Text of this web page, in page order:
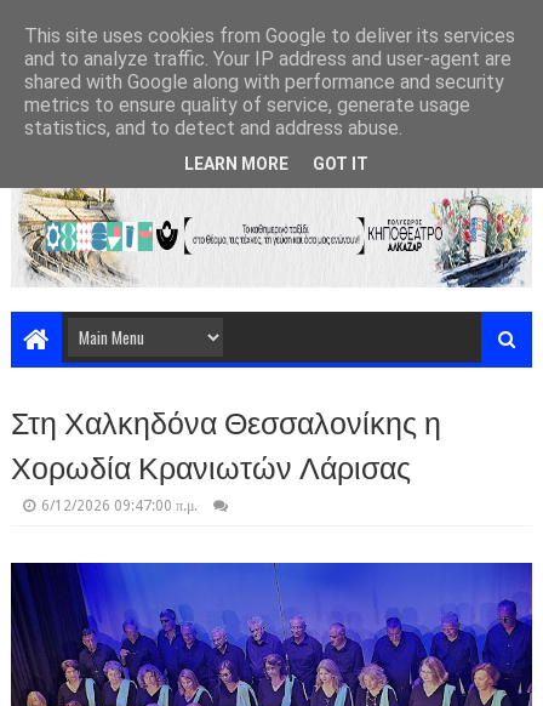
Στη Χαλκηδόνα Θεσσαλονίκης η
Χορωδία Κρανιωτών Λάρισας
6/12/2026 09:47:00 π.μ.
This site uses cookies from Google to deliver its services
and to analyze traffic. Your IP address and user-agent are
shared with Google along with performance and security
metrics to ensure quality of service, generate usage
statistics, and to detect and address abuse.
LEARN MORE GOT IT